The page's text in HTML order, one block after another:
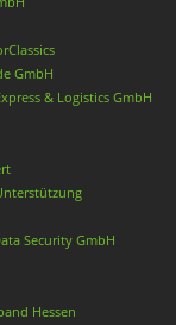
GmbH
& Logistics GmbH
Security GmbH
Hessen